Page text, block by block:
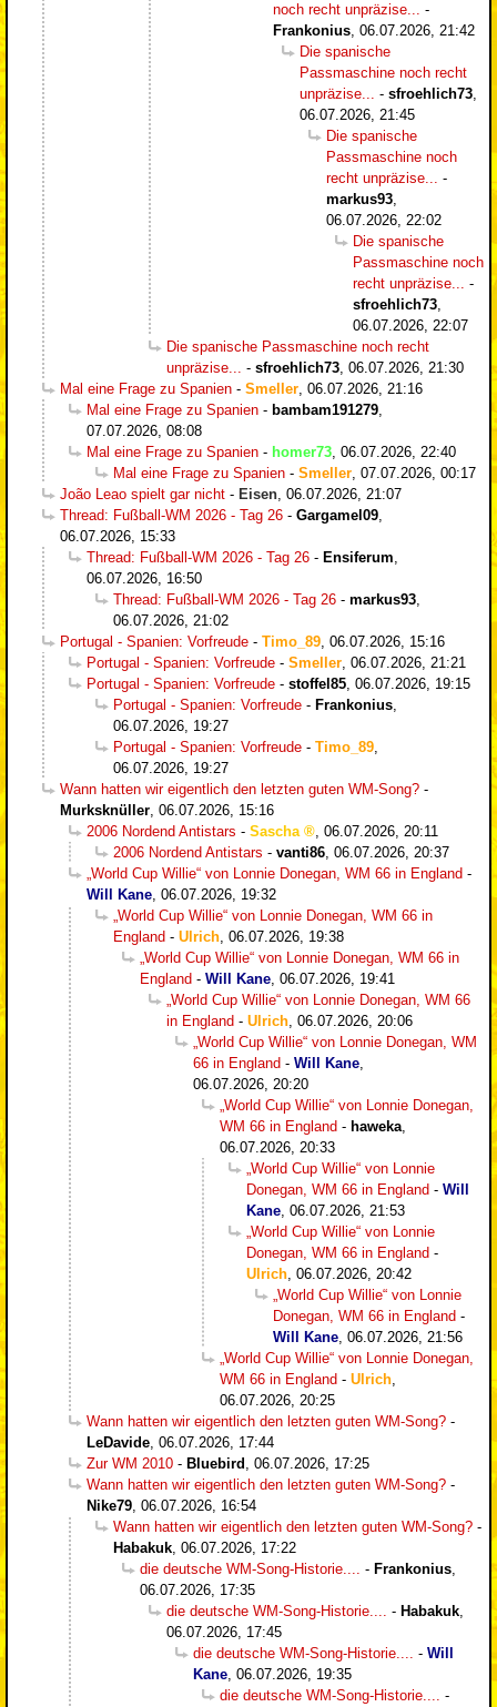
noch recht unpräzise... -
Frankonius, 06.07.2026, 21:42
Die spanische
Passmaschine noch recht
unpräzise... - sfroehlich73,
06.07.2026, 21:45
Die spanische
Passmaschine noch
recht unpräzise... -
markus93,
06.07.2026, 22:02
Die spanische
Passmaschine noch
recht unpräzise... -
sfroehlich73,
06.07.2026, 22:07
Die spanische Passmaschine noch recht
unpräzise... - sfroehlich73, 06.07.2026, 21:30
Mal eine Frage zu Spanien - Smeller, 06.07.2026, 21:16
Mal eine Frage zu Spanien - bambam191279,
07.07.2026, 08:08
Mal eine Frage zu Spanien - homer73, 06.07.2026, 22:40
Mal eine Frage zu Spanien - Smeller, 07.07.2026, 00:17
João Leao spielt gar nicht - Eisen, 06.07.2026, 21:07
Thread: Fußball-WM 2026 - Tag 26 - Gargamel09,
06.07.2026, 15:33
Thread: Fußball-WM 2026 - Tag 26 - Ensiferum,
06.07.2026, 16:50
Thread: Fußball-WM 2026 - Tag 26 - markus93,
06.07.2026, 21:02
Portugal - Spanien: Vorfreude - Timo_89, 06.07.2026, 15:16
Portugal - Spanien: Vorfreude - Smeller, 06.07.2026, 21:21
Portugal - Spanien: Vorfreude - stoffel85, 06.07.2026, 19:15
Portugal - Spanien: Vorfreude - Frankonius,
06.07.2026, 19:27
Portugal - Spanien: Vorfreude - Timo_89,
06.07.2026, 19:27
Wann hatten wir eigentlich den letzten guten WM-Song? -
Murksknüller, 06.07.2026, 15:16
2006 Nordend Antistars - Sascha , 06.07.2026, 20:11
2006 Nordend Antistars - vanti86, 06.07.2026, 20:37
„World Cup Willie“ von Lonnie Donegan, WM 66 in England -
Will Kane, 06.07.2026, 19:32
„World Cup Willie“ von Lonnie Donegan, WM 66 in
England - Ulrich, 06.07.2026, 19:38
„World Cup Willie“ von Lonnie Donegan, WM 66 in
England - Will Kane, 06.07.2026, 19:41
„World Cup Willie“ von Lonnie Donegan, WM 66
in England - Ulrich, 06.07.2026, 20:06
„World Cup Willie“ von Lonnie Donegan, WM
66 in England - Will Kane,
06.07.2026, 20:20
„World Cup Willie“ von Lonnie Donegan,
WM 66 in England - haweka,
06.07.2026, 20:33
„World Cup Willie“ von Lonnie
Donegan, WM 66 in England - Will
Kane, 06.07.2026, 21:53
„World Cup Willie“ von Lonnie
Donegan, WM 66 in England -
Ulrich, 06.07.2026, 20:42
„World Cup Willie“ von Lonnie
Donegan, WM 66 in England -
Will Kane, 06.07.2026, 21:56
„World Cup Willie“ von Lonnie Donegan,
WM 66 in England - Ulrich,
06.07.2026, 20:25
Wann hatten wir eigentlich den letzten guten WM-Song? -
LeDavide, 06.07.2026, 17:44
Zur WM 2010 - Bluebird , 06.07.2026, 17:25
Wann hatten wir eigentlich den letzten guten WM-Song? -
Nike79, 06.07.2026, 16:54
Wann hatten wir eigentlich den letzten guten WM-Song? -
Habakuk, 06.07.2026, 17:22
die deutsche WM-Song-Historie.... - Frankonius,
06.07.2026, 17:35
die deutsche WM-Song-Historie.... - Habakuk,
06.07.2026, 17:45
die deutsche WM-Song-Historie.... - Will
Kane, 06.07.2026, 19:35
die deutsche WM-Song-Historie.... -